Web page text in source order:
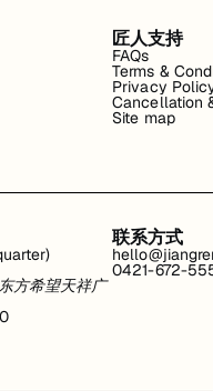
匠人支持
FAQs
Terms &
Privacy
Cancellation
Site map
方希望天祥广
联系方式
0421-672-